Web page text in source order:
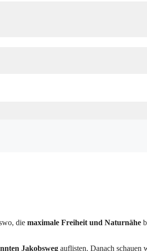
die maximale Freiheit und Naturnähe
Jakobsweg auflisten. Danach schauen